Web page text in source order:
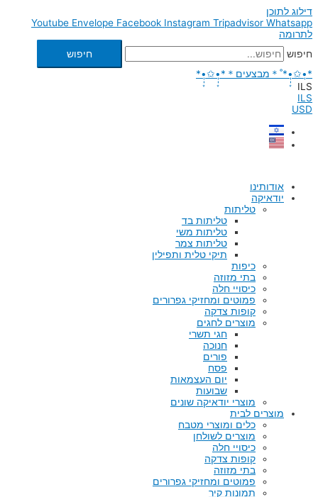
דילוג לתוכן
Youtube Envelope Facebook Instagram Tripadvisor Whatsapp
לתרומה
חיפוש
חיפוש
*•̩̩͙✩•̩̩͙*˚＊מבצעים＊*•̩̩͙✩•̩̩͙*
ILS
ILS
USD
אודותינו
יודאיקה
טליתות
טליתות בד
טליתות משי
טליתות צמר
תיקי טלית ותפילין
כיפות
בתי מזוזה
כיסויי חלה
פמוטים ומחזיקי גפרורים
קופות צדקה
מוצרים לחגים
חגי תשרי
חנוכה
פורים
פסח
יום העצמאות
שבועות
מוצרי יודאיקה שונים
מוצרים לבית
כלים ומוצרי מטבח
מוצרים לשולחן
כיסויי חלה
קופות צדקה
בתי מזוזה
פמוטים ומחזיקי גפרורים
תמונות קיר